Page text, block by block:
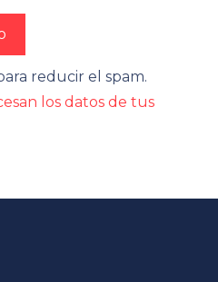
reducir el spam.
los datos de tus